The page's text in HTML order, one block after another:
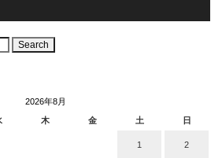
2026年8月
木 金 土 日
1 2